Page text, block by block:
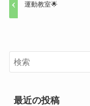
運動教室🌟
最近の投稿